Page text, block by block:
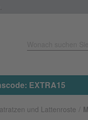
top auf alle
und Lattenroste